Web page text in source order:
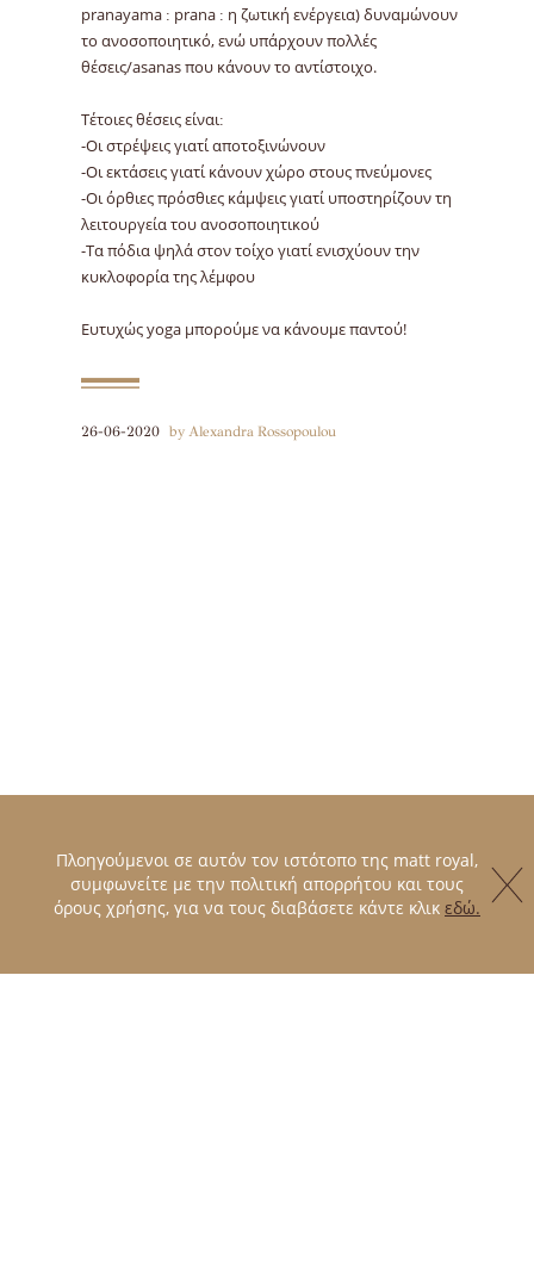
pranayama : prana : η ζωτική ενέργεια) δυναμώνουν
το ανοσοποιητικό, ενώ υπάρχουν πολλές
θέσεις/asanas που κάνουν το αντίστοιχο.
Τέτοιες θέσεις είναι:
-Oι στρέψεις γιατί αποτοξινώνουν
-Oι εκτάσεις γιατί κάνουν χώρο στους πνεύμονες
-Oι όρθιες πρόσθιες κάμψεις γιατί υποστηρίζουν τη
λειτουργεία του ανοσοποιητικού
-Tα πόδια ψηλά στον τοίχο γιατί ενισχύουν την
κυκλοφορία της λέμφου
Ευτυχώς yoga μπορούμε να κάνουμε παντού!
26-06-2020 by Alexandra Rossopoulou
Πλοηγούμενοι σε αυτόν τον ιστότοπο της matt royal,
συμφωνείτε με την πολιτική απορρήτου και τους
όρους χρήσης, για να τους διαβάσετε κάντε κλικ εδώ.